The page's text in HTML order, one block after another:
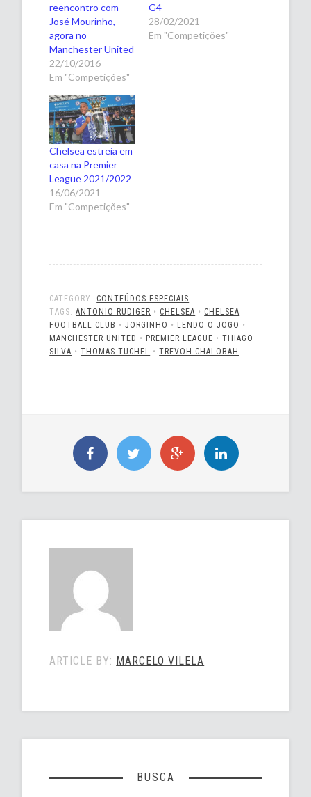
reencontro com
José Mourinho,
agora no
Manchester United
22/10/2016
Em "Competições"
G4
28/02/2021
Em "Competições"
Chelsea estreia em
casa na Premier
League 2021/2022
16/06/2021
Em "Competições"
CATEGORY: CONTEÚDOS ESPECIAIS
TAGS:ANTONIO RUDIGER • CHELSEA • CHELSEA
FOOTBALL CLUB •JORGINHO • LENDO O JOGO •
MANCHESTER UNITED • PREMIER LEAGUE •THIAGO
SILVA •THOMAS TUCHEL •TREVOH CHALOBAH
ARTICLE BY: MARCELO VILELA
BUSCA